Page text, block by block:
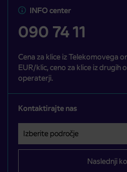
INFO center
090 74 11
Cena za klice iz Telekomovega
EUR/klic, ceno za klice iz drugih
operaterji.
Kontaktirajte nas
Izberite področje
Področje je obvezno izbrati.
Naslednji